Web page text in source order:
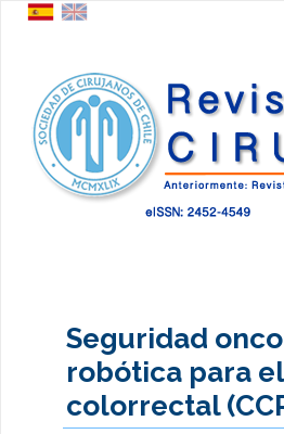
Seguridad
robótica para
colorrectal